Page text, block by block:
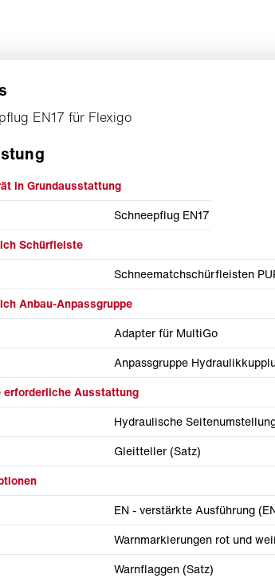
EN17 für Flexigo
in Grundausstattung
Schneepflug EN17
Schürfleiste
Schneematchschürfleisten
Anbau-Anpassgruppe
Adapter für MultiGo
Anpassgruppe
erforderliche Ausstattung
Hydraulische
Gleitteller (Satz)
EN - verstärkte Ausführung
Warnmarkierungen rot und
Warnflaggen (Satz)